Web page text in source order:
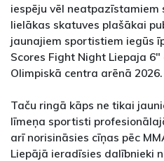
iespēju vēl
lielākas skatuves plašākai
jaunajiem sportistiem iegūs
Scores Fight Night Liepaja
Olimpiskā centra arēnā
Taču ringā kāps ne tikai
līmeņa sportisti
arī norisināsies cīņas pēc
Liepājā ieradīsies dalībnieki